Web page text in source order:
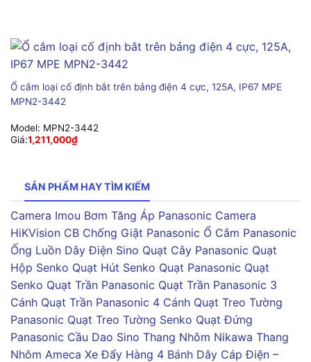
Ổ cắm loại cố định bắt trên bảng điện 4 cực, 125A, IP67 MPE
MPN2-3442
Model: MPN2-3442
Giá:1,211,000₫
SẢN PHẨM HAY TÌM KIẾM
Camera Imou Bơm Tăng Áp Panasonic Camera
HiKVision CB Chống Giật Panasonic Ổ Cắm Panasonic
Ống Luồn Dây Điện Sino Quạt Cây Panasonic Quạt
Hộp Senko Quạt Hút Senko Quạt Panasonic Quạt
Senko Quạt Trần Panasonic Quạt Trần Panasonic 3
Cánh Quạt Trần Panasonic 4 Cánh Quạt Treo Tường
Panasonic Quạt Treo Tường Senko Quạt Đứng
Panasonic Cầu Dao Sino Thang Nhôm Nikawa Thang
Nhôm Ameca Xe Đẩy Hàng 4 Bánh Dây Cáp Điện –